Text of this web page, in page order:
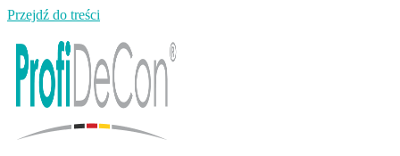
Przejdź do treści